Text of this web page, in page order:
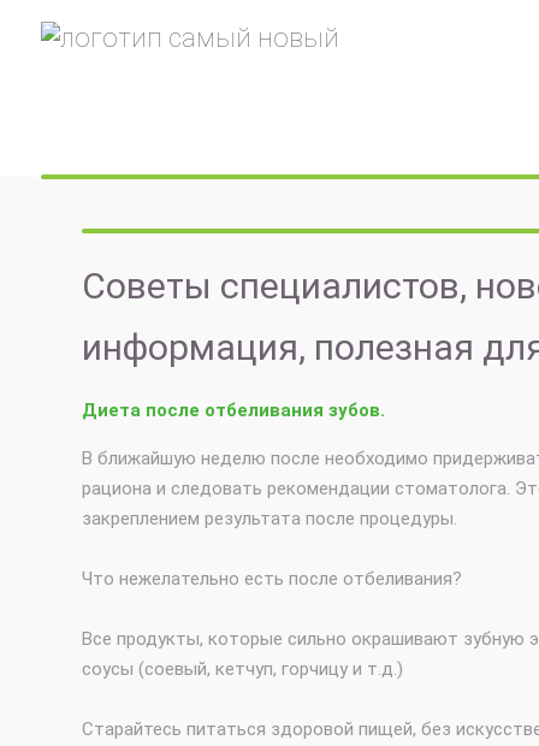
Советы специалистов,
информация, полезная
Диета после отбеливания зубов.
В ближайшую неделю после необходимо
рациона и следовать рекомендации стоматолога.
закреплением результата после процедуры.
Что нежелательно есть после отбеливания?
Все продукты, которые сильно окрашивают зубную
соусы (соевый, кетчуп, горчицу и т.д.)
Старайтесь питаться здоровой пищей, без